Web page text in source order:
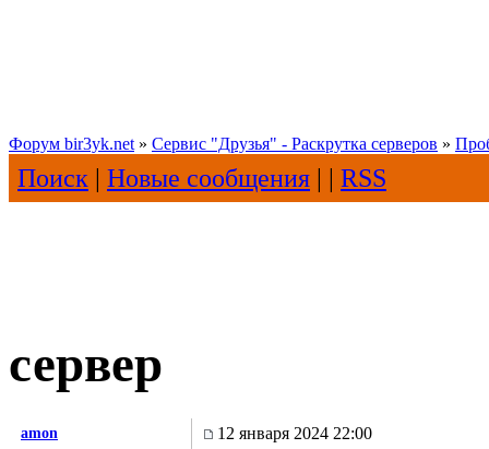
Форум bir3yk.net » Сервис "Друзья" - Раскрутка серверов »
Поиск | Новые сообщения | | RSS
сервер
amon 12 января 2024 22:00